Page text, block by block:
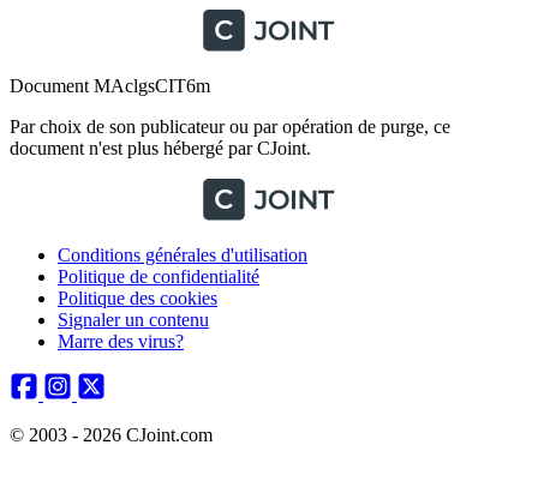
Document MAclgsCIT6m
Par choix de son publicateur ou par opération de purge, ce
document n'est plus hébergé par CJoint.
Conditions générales d'utilisation
Politique de confidentialité
Politique des cookies
Signaler un contenu
Marre des virus?
© 2003 - 2026 CJoint.com